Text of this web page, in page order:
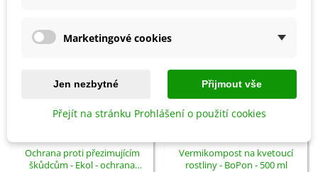
Ochrana proti přezimujícím
škůdcům - Ekol - ochrana
Vermikompost na kvetoucí
rostliny - BoPon - 500 ml
Marketingové cookies
Jen nezbytné Přijmout vše
Přejít na stránku Prohlášení o použití cookies